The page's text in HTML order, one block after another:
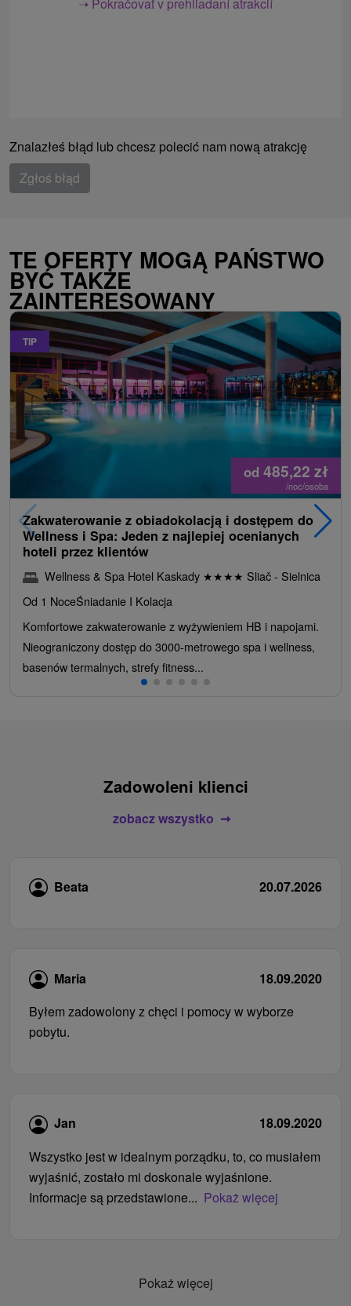
➝ Pokračovať v prehliadaní atrakcií
Znalazłeś błąd lub chcesz polecić nam nową atrakcję
Zgłoś błąd
TE OFERTY MOGĄ PAŃSTWO
BYĆ TAKŻE
ZAINTERESOWANY
TIP
od 485,22 zł
/noc/osoba
Zakwaterowanie z obiadokolacją i dostępem do
Wellness i Spa: Jeden z najlepiej ocenianych
hoteli przez klientów
Wellness & Spa Hotel Kaskady ★★★★ Sliač - Sielnica
Od 1 NoceŚniadanie I Kolacja
Komfortowe zakwaterowanie z wyżywieniem HB i napojami.
Nieograniczony dostęp do 3000-metrowego spa i wellness,
basenów termalnych, strefy fitness...
Zadowoleni klienci
zobacz wszystko
Beata 20.07.2026
Maria
18.09.2020
Byłem zadowolony z chęci i pomocy w wyborze
pobytu.
Jan
18.09.2020
Wszystko jest w idealnym porządku, to, co musiałem
wyjaśnić, zostało mi doskonale wyjaśnione.
Informacje są przedstawione... Pokaż więcej
Pokaż więcej